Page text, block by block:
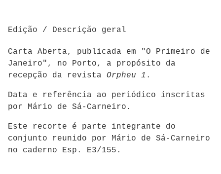
Edição / Descrição geral
Carta Aberta, publicada em "O Primeiro de
Janeiro", no Porto, a propósito da
recepção da revista Orpheu 1 .
Data e referência ao periódico inscritas
por Mário de Sá-Carneiro.
Este recorte é parte integrante do
conjunto reunido por Mário de Sá-Carneiro
no caderno Esp. E3/155.